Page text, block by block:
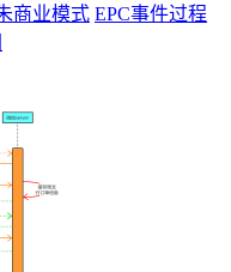
商业模式 EPC事件过程